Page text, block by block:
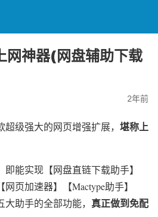
网神器(网盘辅助下载
2年前
超级强大的网页增强扩展， 堪称上
即能实现【网盘直链下载助手】
网页加速器】【Mactype助手】
大助手的全部功能， 真正做到免配